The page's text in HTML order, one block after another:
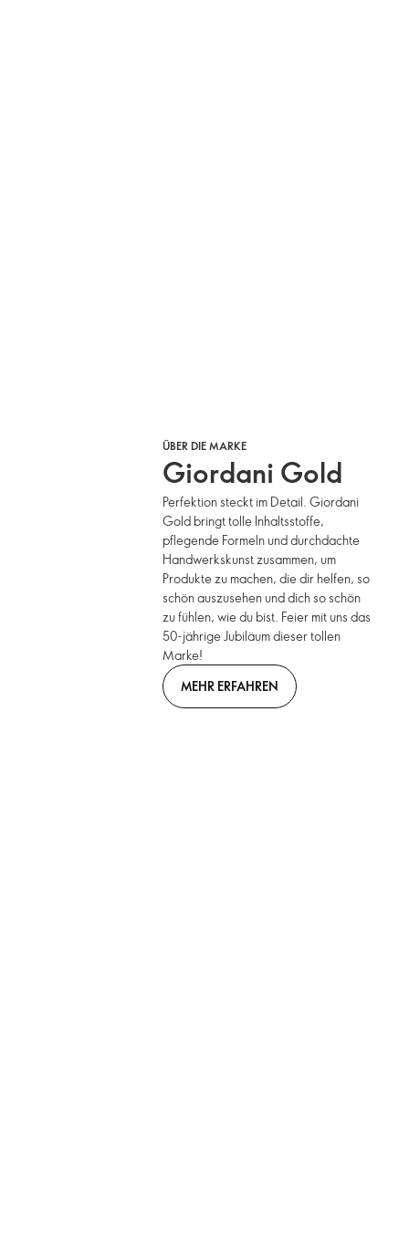
ÜBER DIE MARKE
Giordani Gold
Perfektion steckt im Detail. Giordani
Gold bringt tolle Inhaltsstoffe,
pflegende Formeln und durchdachte
Handwerkskunst zusammen, um
Produkte zu machen, die dir helfen, so
schön auszusehen und dich so schön
zu fühlen, wie du bist. Feier mit uns das
50-jährige Jubiläum dieser tollen
Marke!
MEHR ERFAHREN